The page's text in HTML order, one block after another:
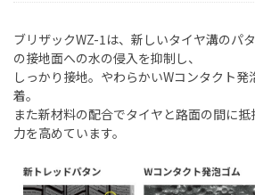
ブリザックWZ-1は、新しいタイヤ溝のパ
の接地面への水の侵入を抑制し、
しっかり接地。やわらかいWコンタクト発
着。
また新材料の配合でタイヤと路面の間に
力を高めています。